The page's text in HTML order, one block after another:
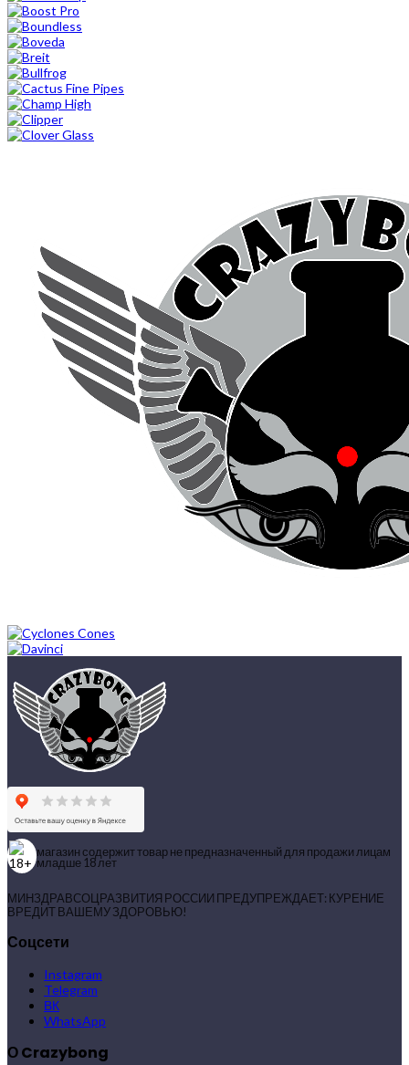
магазин содержит товар не предназначенный для продажи лицам
младше 18 лет
МИНЗДРАВСОЦРАЗВИТИЯ РОССИИ ПРЕДУПРЕЖДАЕТ: КУРЕНИЕ
ВРЕДИТ ВАШЕМУ ЗДОРОВЬЮ!
Соцсети
Instagram
Telegram
ВК
WhatsApp
О Crazybong